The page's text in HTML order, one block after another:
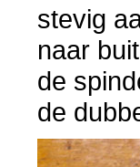
stevig
naar
de
de